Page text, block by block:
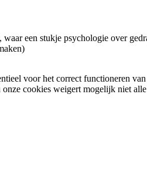
een stukje psychologie over
voor het correct functioneren
cookies weigert mogelijk niet